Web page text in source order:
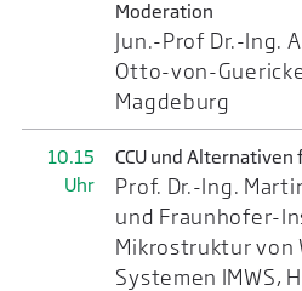
Moderation
Jun.-Prof Dr.-Ing.
Otto-von-
Magdeburg
10.15
Uhr
CCU und
Prof. Dr.-Ing.
und Fraunhofer-
Mikrostruktur von
Systemen IMWS,